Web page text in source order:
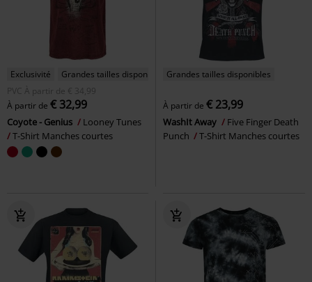
Exclusivité
Grandes tailles disponibles
PVC
À partir de € 34,99
À partir de € 32,99
Coyote - Genius
Looney Tunes
T-Shirt Manches courtes
Grandes tailles disponibles
À partir de € 23,99
WashIt Away
Five Finger Death
Punch
T-Shirt Manches courtes